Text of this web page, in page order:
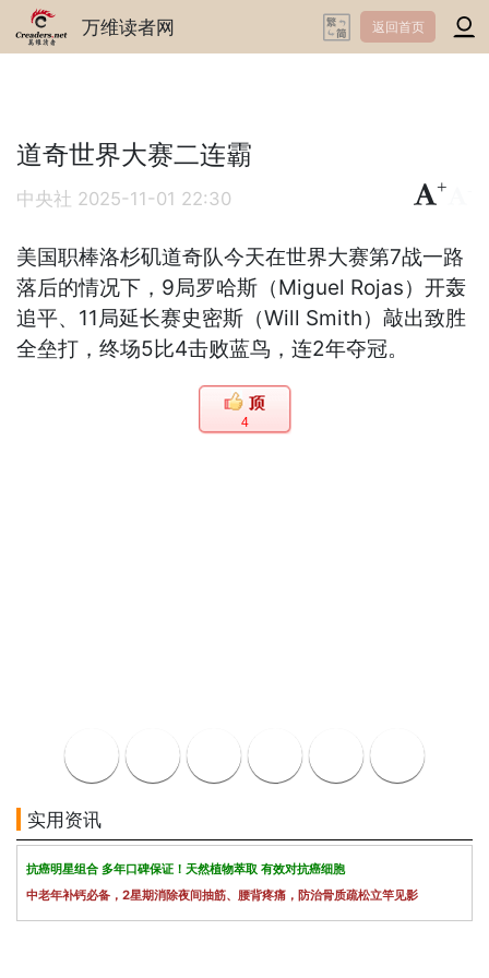
万维读者网 返回首页
道奇世界大赛二连霸
中央社 2025-11-01 22:30
+
美国职棒洛杉矶道奇队今天在世界大赛第7战一路
落后的情况下，9局罗哈斯（Miguel Rojas）开轰
追平、11局延长赛史密斯（Will Smith）敲出致胜
全垒打，终场5比4击败蓝鸟，连2年夺冠。
4
实用资讯
抗癌明星组合 多年口碑保证！天然植物萃取 有效对抗癌细胞
中老年补钙必备，2星期消除夜间抽筋、腰背疼痛，防治骨质疏松立竿见影